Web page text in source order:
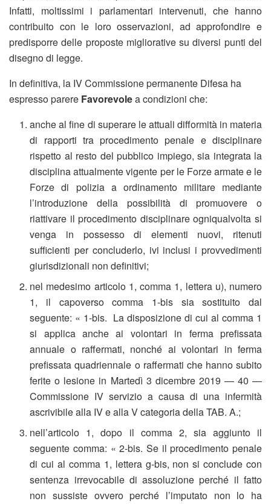
Infatti, moltissimi i parlamentari intervenuti, che hanno
contribuito con le loro osservazioni, ad approfondire e
predisporre delle proposte migliorative su diversi punti del
disegno di legge.
In definitiva, la IV Commissione permanente Difesa ha
espresso parere Favorevolea condizioni che:
anche al fine di superare le attuali difformità in materia
di rapporti tra procedimento penale e disciplinare
rispetto al resto del pubblico impiego, sia integrata la
disciplina attualmente vigente per le Forze armate e le
Forze di polizia a ordinamento militare mediante
l’introduzione della possibilità di promuovere o
riattivare il procedimento disciplinare ogniqualvolta si
venga in possesso di elementi nuovi, ritenuti
sufficienti per concluderlo, ivi inclusi i provvedimenti
giurisdizionali non definitivi;
nel medesimo articolo 1, comma 1, lettera u), numero
1, il capoverso comma 1-bis sia sostituito dal
seguente: « 1-bis. La disposizione di cui al comma 1
si applica anche ai volontari in ferma prefissata
annuale o raffermati, nonché ai volontari in ferma
prefissata quadriennale o raffermati che hanno subito
ferite o lesione in Martedì 3 dicembre 2019 — 40 —
Commissione IV servizio a causa di una infermità
ascrivibile alla IV e alla V categoria della TAB. A.;
nell’articolo 1, dopo il comma 2, sia aggiunto il
seguente comma: « 2-bis. Se il procedimento penale
di cui al comma 1, lettera g-bis, non si conclude con
sentenza irrevocabile di assoluzione perché il fatto
non sussiste ovvero perché l’imputato non lo ha